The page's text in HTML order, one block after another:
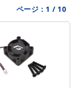
ページ： 1 / 10